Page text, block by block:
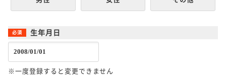
生年月日
※一度登録すると変更できません